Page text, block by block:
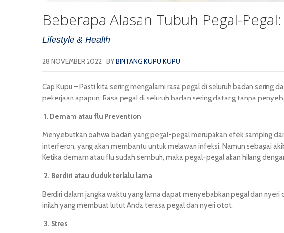
Beberapa Alasan Tubuh Pegal-
Lifestyle & Health
28 NOVEMBER 2022 BYBINTANG KUPU KUPU
Cap Kupu – Pasti kita sering mengalami rasa pegal di seluruh badan sering
pekerjaan apapun. Rasa pegal di seluruh badan sering datang tanpa
1. Demam atau flu Prevention
Menyebutkan bahwa badan yang pegal-pegal merupakan efek samping
interferon, yang akan membantu untuk melawan infeksi. Namun sebagai
Ketika demam atau flu sudah sembuh, maka pegal-pegal akan hilang
2. Berdiri atau duduk terlalu lama
Berdiri dalam jangka waktu yang lama dapat menyebabkan pegal dan
inilah yang membuat lutut Anda terasa pegal dan nyeri otot.
3. Stres